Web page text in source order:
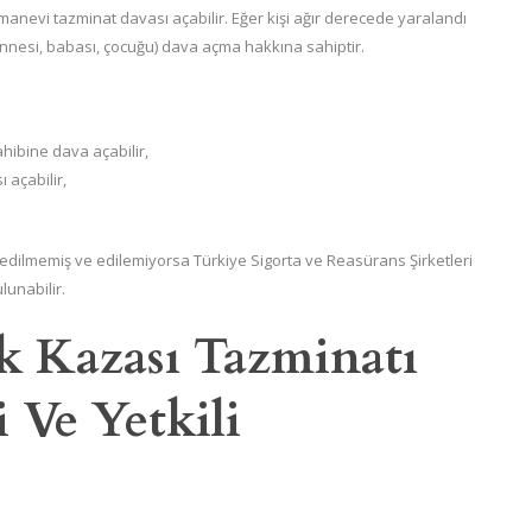
tazminat davası açabilir. Eğer kişi ağır derecede yaralandı
babası, çocuğu) dava açma hakkına sahiptir.
dava açabilir,
açabilir,
ve edilemiyorsa Türkiye Sigorta ve Reasürans Şirketleri
Tazminatı
Ve Yetkili